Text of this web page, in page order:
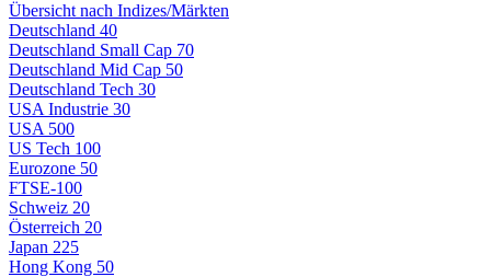
Übersicht nach Indizes/Märkten
Deutschland 40
Deutschland Small Cap 70
Deutschland Mid Cap 50
Deutschland Tech 30
USA Industrie 30
USA 500
US Tech 100
Eurozone 50
FTSE-100
Schweiz 20
Österreich 20
Japan 225
Hong Kong 50